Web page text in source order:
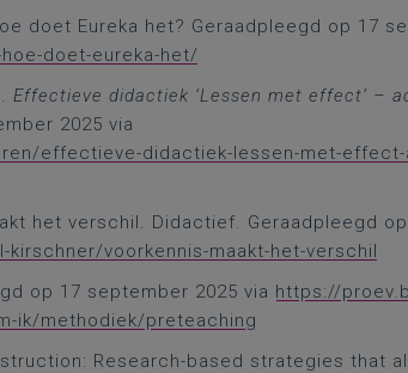
doet Eureka het? Geraadpleegd op 17
doet-eureka-het/
Effectieve didactiek ‘Lessen met effect’ –
2025 via
effectieve-didactiek-lessen-met-effect-
het verschil. Didactief. Geraadpleegd
voorkennis-maakt-het-verschil
op 17 september 2025 via https://
ik/methodiek/preteaching
Research-based strategies that